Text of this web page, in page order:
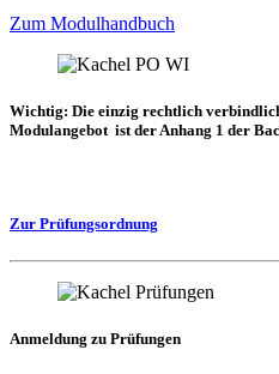
Zum Modulhandbuch
Wichtig: Die einzig rechtlich
Modulangebot ist der Anhang 1 der
Zur Prüfungsordnung
Anmeldung zu Prüfungen